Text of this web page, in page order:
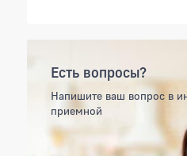
Есть вопросы?
Напишите ваш вопрос в
приемной